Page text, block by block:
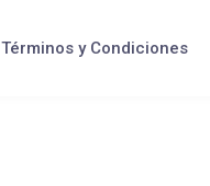
Términos y Condiciones